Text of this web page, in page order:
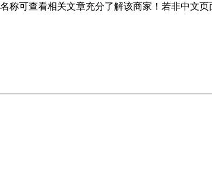
可查看相关文章充分了解该商家！若非中文页